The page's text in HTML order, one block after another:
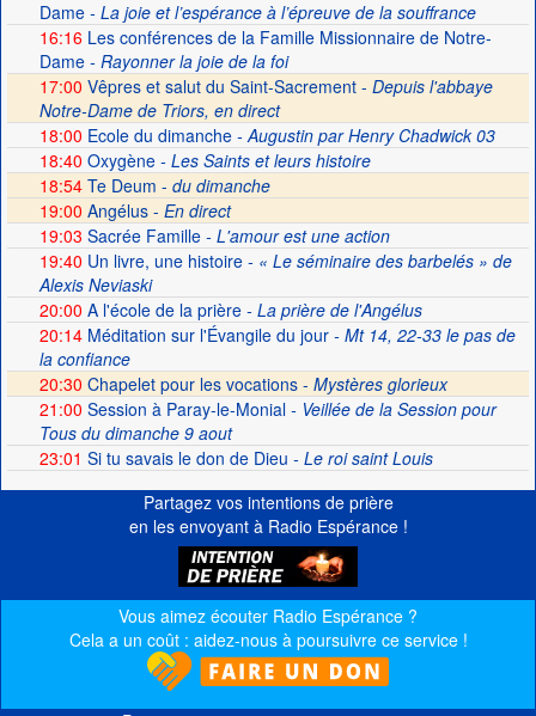
Dame- La joie et l’espérance à l’épreuve de la souffrance
16:16Les conférences de la Famille Missionnaire de Notre-
Dame- Rayonner la joie de la foi
17:00 Vêpres et salut du Saint-Sacrement - Depuis l'abbaye
Notre-Dame de Triors, en direct
18:00 Ecole du dimanche- Augustin par Henry Chadwick 03
18:40 Oxygène- Les Saints et leurs histoire
18:54Te Deum - du dimanche
19:00 Angélus - En direct
19:03 Sacrée Famille- L'amour est une action
19:40 Un livre, une histoire- « Le séminaire des barbelés » de
Alexis Neviaski
20:00 A l'école de la prière- La prière de l'Angélus
20:14Méditation sur l'Évangile du jour- Mt 14, 22-33 le pas de
la confiance
20:30 Chapelet pour les vocations - Mystères glorieux
21:00 Session à Paray-le-Monial- Veillée de la Session pour
Tous du dimanche 9 aout
23:01 Si tu savais le don de Dieu - Le roi saint Louis
Partagez vos intentions de prière
en les envoyant à Radio Espérance !
Vous aimez écouter Radio Espérance ?
Cela a un coût : aidez-nous à poursuivre ce service !